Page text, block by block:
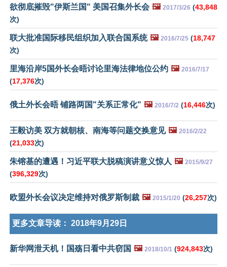
欲彻底摧毁"伊斯兰国" 美国召集外长会 🖼️ 2017/3/26 (43,848
次)
联大批准国际移民组织加入联合国系统 🖼️ 2016/7/25 (18,747
次)
里海沿岸5国外长会晤讨论里海法律地位公约 🖼️ 2016/7/17
(17,376次)
俄土外长会晤 铺路两国"关系正常化" 🖼️ 2016/7/2 (16,446次)
王毅访美 双方就朝核、南海等问题交换意见 🖼️ 2016/2/22
(21,033次)
朱镕基的遭遇！习近平联大脱稿演讲意义惊人 🖼️ 2015/9/27
(396,329次)
欧盟外长会议决定维持对俄罗斯制裁 🖼️ 2015/1/20 (26,257次)
更多文章导读： 2018年9月29日
新华网泄天机！国殇日看中共窃国 🖼️ 2018/10/1 (924,843次)